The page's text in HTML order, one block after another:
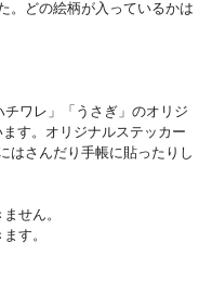
。どの絵柄が入っているかは
ワレ」「うさぎ」のオリジ
す。オリジナルステッカー
はさんだり手帳に貼ったりし
せん。
す。